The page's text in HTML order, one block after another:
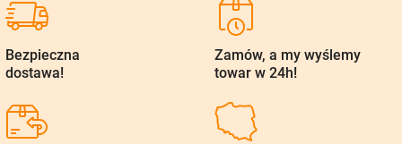
Bezpieczna
dostawa!
Zamów, a my wyślemy
towar w 24h!